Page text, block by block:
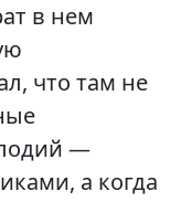
в нем
что там не
—
а когда